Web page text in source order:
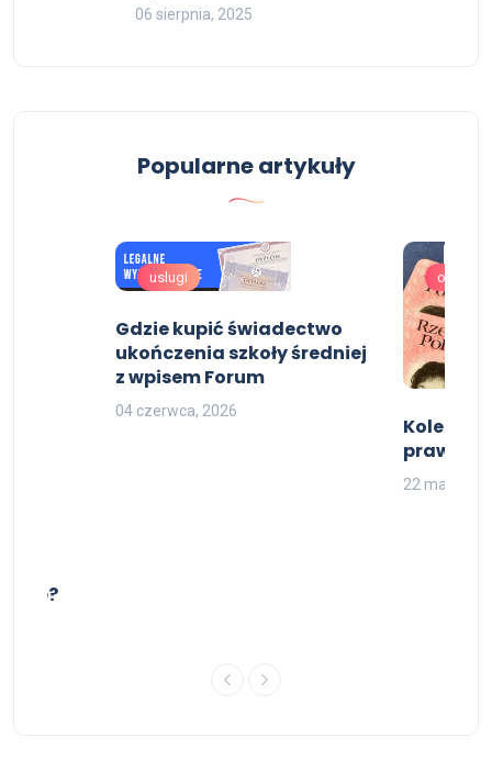
06 sierpnia, 2025
Popularne artykuły
uslugi
Gdzie kupić świadectwo
ukończenia szkoły średniej
z wpisem Forum
04 czerwca, 2026
oferta
prawo
22 marca,